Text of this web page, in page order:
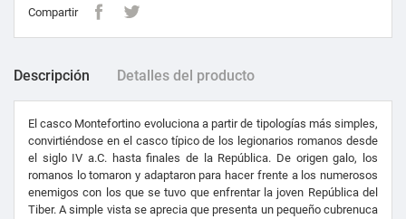
Compartir
Descripción Detalles del producto
El casco Montefortino evoluciona a partir de tipologías más simples,
convirtiéndose en el casco típico de los legionarios romanos desde
el siglo IV a.C. hasta finales de la República. De origen galo, los
romanos lo tomaron y adaptaron para hacer frente a los numerosos
enemigos con los que se tuvo que enfrentar la joven República del
Tiber. A simple vista se aprecia que presenta un pequeño cubrenuca